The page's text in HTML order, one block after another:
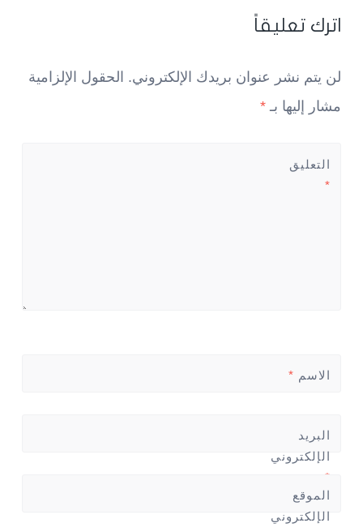
navigation
اترك تعليقاً
لن يتم نشر عنوان بريدك الإلكتروني. الحقول الإلزامية
مشار إليها بـ *
التعليق
*
الاسم *
البريد
الإلكتروني
*
الموقع
الإلكتروني